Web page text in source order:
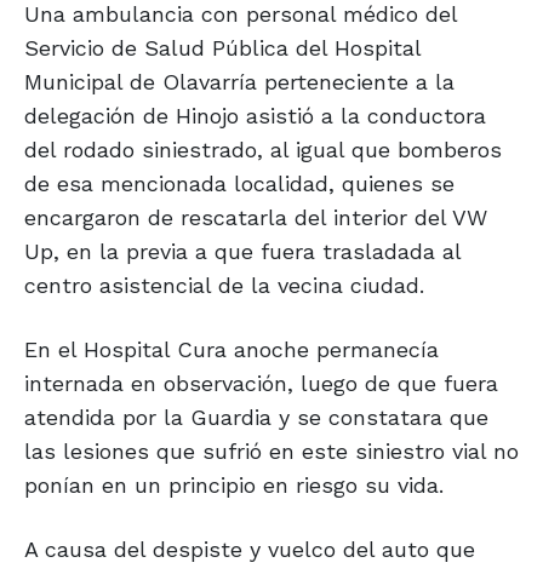
Una ambulancia con personal médico del
Servicio de Salud Pública del Hospital
Municipal de Olavarría perteneciente a la
delegación de Hinojo asistió a la conductora
del rodado siniestrado, al igual que bomberos
de esa mencionada localidad, quienes se
encargaron de rescatarla del interior del VW
Up, en la previa a que fuera trasladada al
centro asistencial de la vecina ciudad.
En el Hospital Cura anoche permanecía
internada en observación, luego de que fuera
atendida por la Guardia y se constatara que
las lesiones que sufrió en este siniestro vial no
ponían en un principio en riesgo su vida.
A causa del despiste y vuelco del auto que